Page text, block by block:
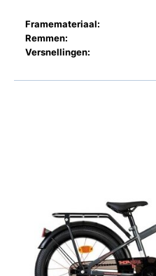
Framemateriaal:
Remmen:
Versnellingen: